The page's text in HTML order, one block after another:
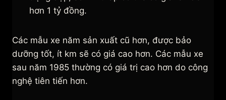
hơn 1 tỷ đồng.
Các mẫu xe năm sản xuất cũ hơn, được bảo
dưỡng tốt, ít km sẽ có giá cao hơn. Các mẫu xe
sau năm 1985 thường có giá trị cao hơn do công
nghệ tiên tiến hơn.